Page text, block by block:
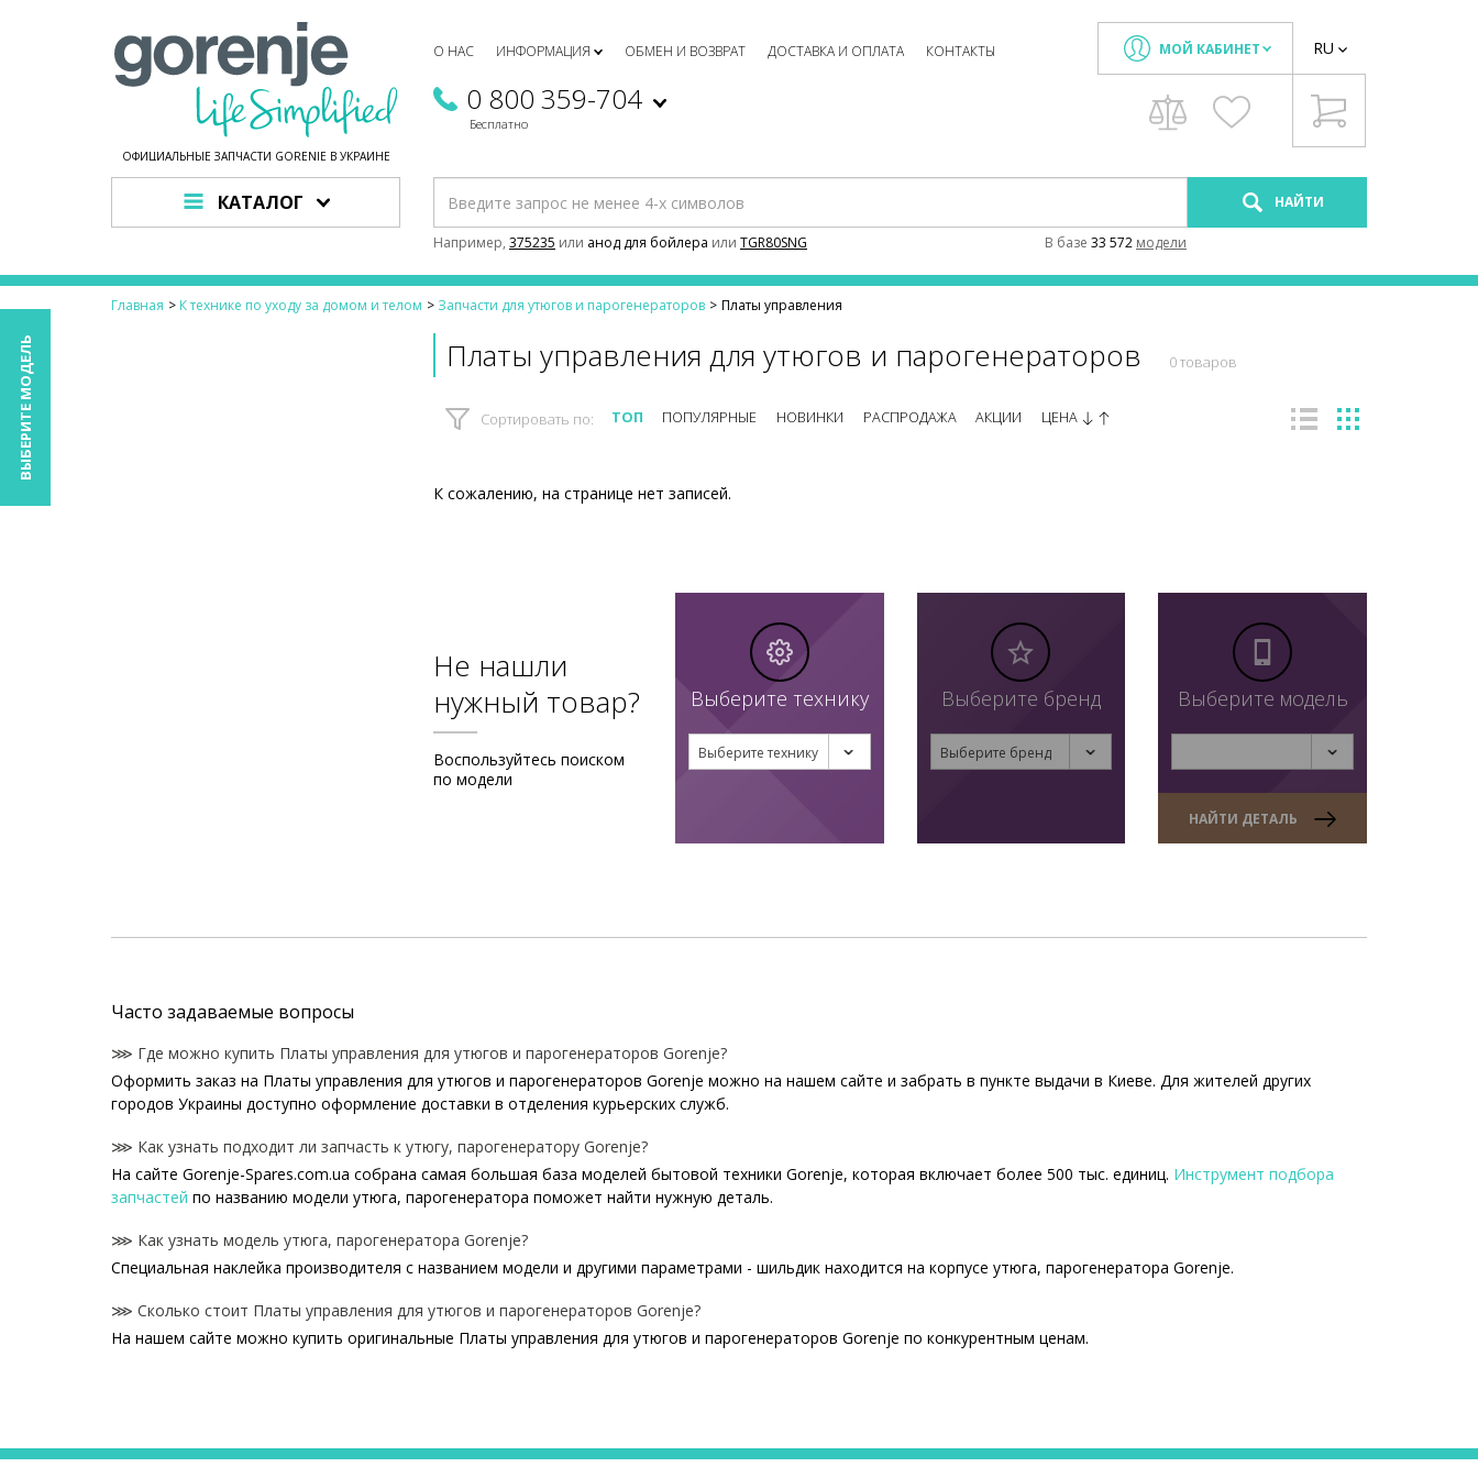
ОФИЦИАЛЬНЫЕ ЗАПЧАСТИ GORENJE В УКРАИНЕ
О НАС ИНФОРМАЦИЯ ОБМЕН И ВОЗВРАТ ДОСТАВКА И ОПЛАТА КОНТАКТЫ
0 800 359-704
Бесплатно
МОЙ КАБИНЕТ RU
КАТАЛОГ НАЙТИ
Например, 375235 или анод для бойлера или TGR80SNG В базе 33 572 модели
Главная К технике по уходу за домом и телом Запчасти для утюгов и парогенераторов Платы управления
Платы управления для утюгов и парогенераторов 0 товаров
Сортировать по: ТОП ПОПУЛЯРНЫЕ НОВИНКИ РАСПРОДАЖА АКЦИИ ЦЕНА
К сожалению, на странице нет записей.
Не нашли
нужный товар?
Воспользуйтесь поиском
по модели
Выберите технику
Выберите технику
Выберите бренд
Выберите бренд
Выберите модель
НАЙТИ ДЕТАЛЬ
Часто задаваемые вопросы
⋙ Где можно купить Платы управления для утюгов и парогенераторов Gorenje?
Оформить заказ на Платы управления для утюгов и парогенераторов Gorenje можно на нашем сайте и забрать в пункте выдачи в Киеве. Для жителей других
городов Украины доступно оформление доставки в отделения курьерских служб.
⋙ Как узнать подходит ли запчасть к утюгу, парогенератору Gorenje?
На сайте Gorenje-Spares.com.ua собрана самая большая база моделей бытовой техники Gorenje, которая включает более 500 тыс. единиц. Инструмент подбора
запчастей по названию модели утюга, парогенератора поможет найти нужную деталь.
⋙ Как узнать модель утюга, парогенератора Gorenje?
Специальная наклейка производителя с названием модели и другими параметрами - шильдик находится на корпусе утюга, парогенератора Gorenje.
⋙ Сколько стоит Платы управления для утюгов и парогенераторов Gorenje?
На нашем сайте можно купить оригинальные Платы управления для утюгов и парогенераторов Gorenje по конкурентным ценам.
ВЫБЕРИТЕ МОДЕЛЬ